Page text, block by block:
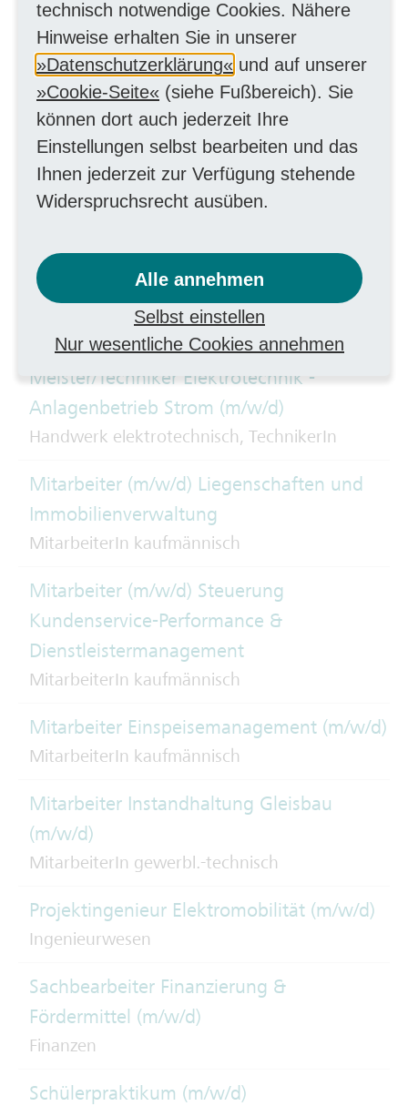
Prozessmanagement (m/w/d)
MitarbeiterIn kaufmännisch
Kreditorenbuchhalter für
Konzerneingangsrechnungen /
Finanzbuchhalter (m/w/d)
Finanzen
als Netzführer Energieversorgung –
Leitstelle
Handwerk elektrotechnisch
Meister/Techniker Elektrotechnik -
Anlagenbetrieb Strom (m/w/d)
Handwerk elektrotechnisch, TechnikerIn
Mitarbeiter (m/w/d) Liegenschaften und
Immobilienverwaltung
MitarbeiterIn kaufmännisch
Mitarbeiter (m/w/d) Steuerung
Kundenservice-Performance &
Dienstleistermanagement
MitarbeiterIn kaufmännisch
Mitarbeiter Einspeisemanagement (m/w/d)
MitarbeiterIn kaufmännisch
Mitarbeiter Instandhaltung Gleisbau
(m/w/d)
MitarbeiterIn gewerbl.-technisch
Projektingenieur Elektromobilität (m/w/d)
Ingenieurwesen
Sachbearbeiter Finanzierung &
Fördermittel (m/w/d)
Finanzen
Schülerpraktikum (m/w/d)
technisch notwendige Cookies. Nähere
Hinweise erhalten Sie in unserer
Datenschutzerklärung
und auf unserer
Cookie-Seite
(siehe Fußbereich). Sie
können dort auch jederzeit Ihre
Einstellungen selbst bearbeiten und das
Ihnen jederzeit zur Verfügung stehende
Widerspruchsrecht ausüben.
Alle annehmen
Selbst einstellen
Nur wesentliche Cookies annehmen